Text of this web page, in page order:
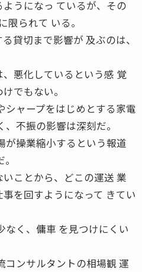
うになっ ているが、その
られて いる。
貸切まで影響が 及ぶのは、
悪化しているという感 覚
でもない。
シャープをはじめとする家電
不振の影響は深刻だ。
が操業縮小するという報道
ことから、どこの運送 業
を回すようになって きてい
なく、傭車 を見つけにくい
ンサルタントの相場観 運